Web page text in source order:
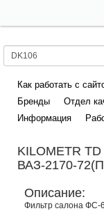
Как работать с
Бренды
Отдел
Информация
KILOMETR
ВАЗ-2170-
Описание:
Фильтр салона ФС-